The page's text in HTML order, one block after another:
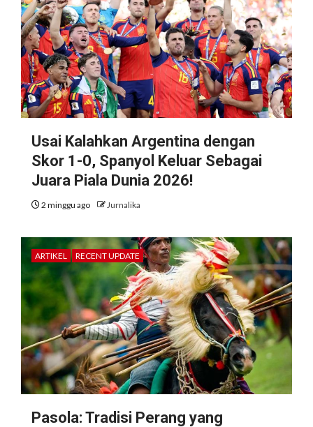
Usai Kalahkan Argentina dengan
Skor 1-0, Spanyol Keluar Sebagai
Juara Piala Dunia 2026!
2 minggu ago Jurnalika
ARTIKEL RECENT UPDATE
Pasola: Tradisi Perang yang